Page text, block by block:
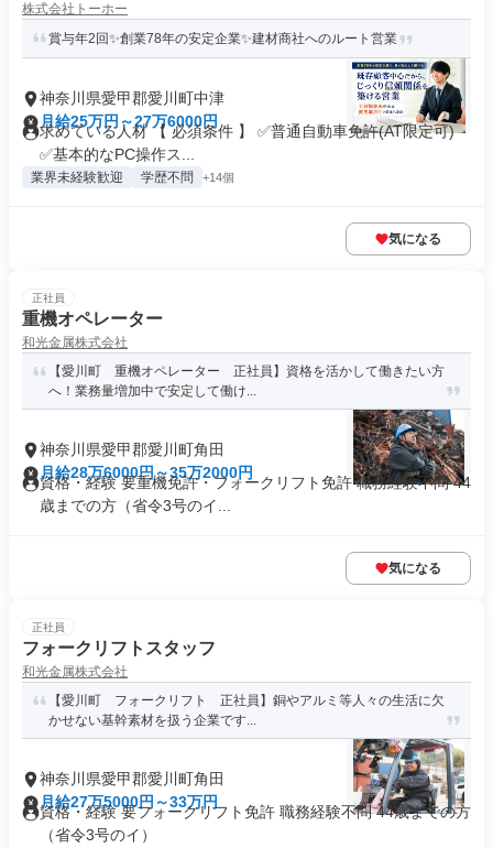
株式会社トーホー
賞与年2回✨創業78年の安定企業✨建材商社へのルート営業
神奈川県愛甲郡愛川町中津
月給25万円～27万6000円
求めている人材 【 必須条件 】 ✅普通自動車免許(AT限定可)
✅基本的なPC操作ス...
業界未経験歓迎 学歴不問 +14個
気になる
正社員
重機オペレーター
和光金属株式会社
【愛川町 重機オペレーター 正社員】資格を活かして働きたい方
へ！業務量増加中で安定して働け...
神奈川県愛甲郡愛川町角田
月給28万6000円～35万2000円
資格・経験 要重機免許・フォークリフト免許 職務経験不問 44
歳までの方（省令3号のイ...
気になる
正社員
フォークリフトスタッフ
和光金属株式会社
【愛川町 フォークリフト 正社員】銅やアルミ等人々の生活に欠
かせない基幹素材を扱う企業です...
神奈川県愛甲郡愛川町角田
月給27万5000円～33万円
資格・経験 要フォークリフト免許 職務経験不問 44歳までの方
（省令3号のイ）